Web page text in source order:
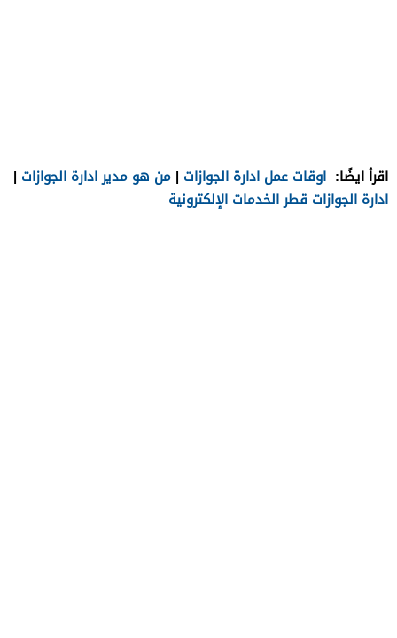
اقرأ ايضًا: اوقات عمل ادارة الجوازات | من هو مدير ادارة الجوازات |
ادارة الجوازات قطر الخدمات الإلكترونية